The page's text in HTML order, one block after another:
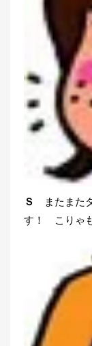
Ｓ
またまた
す！ こりゃ